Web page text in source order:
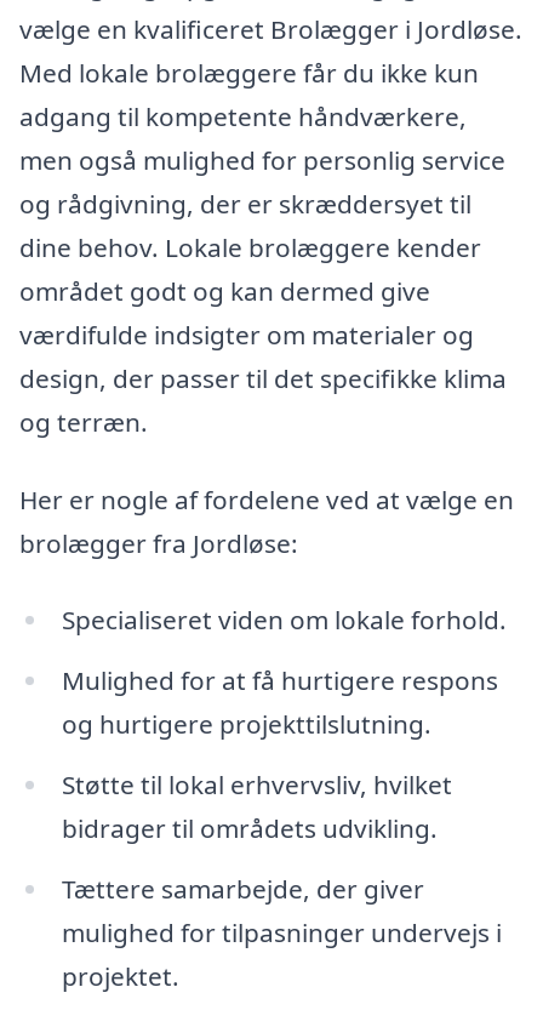
vælge en kvalificeret Brolægger i Jordløse.
Med lokale brolæggere får du ikke kun
adgang til kompetente håndværkere,
men også mulighed for personlig service
og rådgivning, der er skræddersyet til
dine behov. Lokale brolæggere kender
området godt og kan dermed give
værdifulde indsigter om materialer og
design, der passer til det specifikke klima
og terræn.
Her er nogle af fordelene ved at vælge en
brolægger fra Jordløse:
Specialiseret viden om lokale forhold.
Mulighed for at få hurtigere respons
og hurtigere projekttilslutning.
Støtte til lokal erhvervsliv, hvilket
bidrager til områdets udvikling.
Tættere samarbejde, der giver
mulighed for tilpasninger undervejs i
projektet.